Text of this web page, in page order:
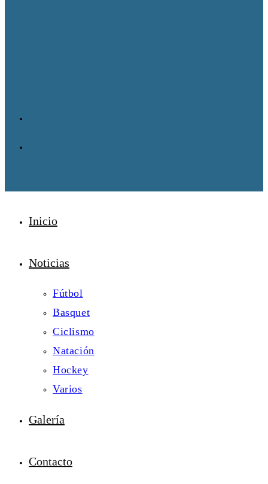
Inicio
Noticias
Fútbol
Basquet
Ciclismo
Natación
Hockey
Varios
Galería
Contacto